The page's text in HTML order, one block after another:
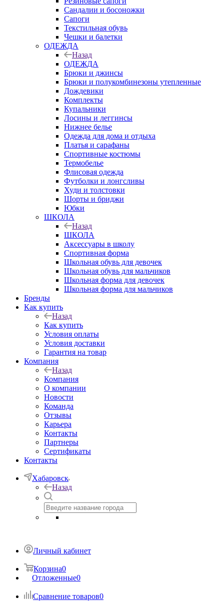
Сандалии и босоножки
Сапоги
Текстильная обувь
Чешки и балетки
ОДЕЖДА
Назад
ОДЕЖДА
Брюки и джинсы
Брюки и полукомбинезоны утепленные
Дождевики
Комплекты
Купальники
Лосины и леггинсы
Нижнее белье
Одежда для дома и отдыха
Платья и сарафаны
Спортивные костюмы
Термобелье
Флисовая одежда
Футболки и лонгсливы
Худи и толстовки
Шорты и бриджи
Юбки
ШКОЛА
Назад
ШКОЛА
Аксессуары в школу
Спортивная форма
Школьная обувь для девочек
Школьная обувь для мальчиков
Школьная форма для девочек
Школьная форма для мальчиков
Бренды
Как купить
Назад
Как купить
Условия оплаты
Условия доставки
Гарантия на товар
Компания
Назад
Компания
О компании
Новости
Команда
Отзывы
Карьера
Контакты
Партнеры
Сертификаты
Контакты
Хабаровск
Назад
Личный кабинет
Корзина0
Отложенные0
Сравнение товаров0